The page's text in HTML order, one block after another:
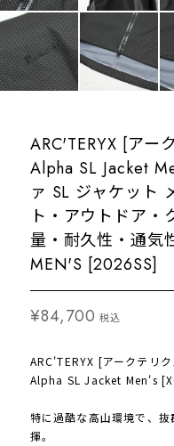
ARC'TERYX [アー
Alpha SL Jacket
ァ SL ジャケット
ト・アウトドア・
量・耐久性・通気
MEN'S [2026SS]
¥84,700 税込
ARC'TERYX [アークテリ
Alpha SL Jacket Men's
特に過酷な高山環境で、
揮。